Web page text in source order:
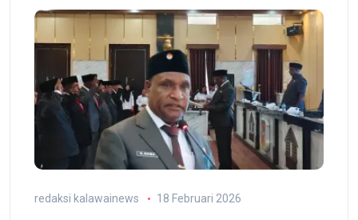
redaksi kalawainews 18 Februari 2026